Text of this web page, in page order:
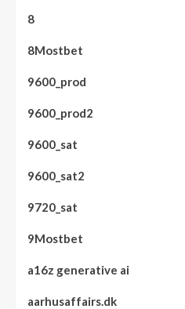
8
8Mostbet
9600_prod
9600_prod2
9600_sat
9600_sat2
9720_sat
9Mostbet
a16z generative ai
aarhusaffairs.dk